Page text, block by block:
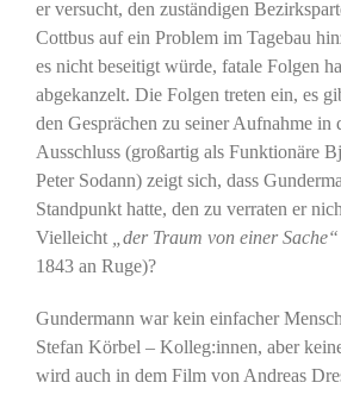
er versucht, den zuständigen
Cottbus auf ein Problem im Tagebau
es nicht beseitigt würde, fatale Folgen
abgekanzelt. Die Folgen treten ein, es
den Gesprächen zu seiner Aufnahme in
Ausschluss (großartig als Funktionäre
Peter Sodann) zeigt sich, dass
Standpunkt hatte, den zu verraten er
Vielleicht
„der Traum von einer Sache“
1843 an Ruge)?
Gundermann war kein einfacher
Stefan Körbel – Kolleg:innen, aber
wird auch in dem Film von Andreas